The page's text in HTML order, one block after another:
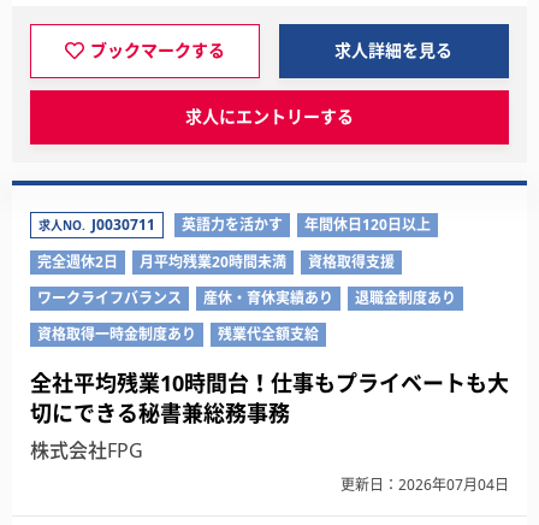
ブックマークする 求人詳細を見る
求人にエントリーする
求人NO. J0030711 英語力を活かす
年間休日120日以上
完全週休2日
月平均残業20時間未満
資格取得支援
ワークライフバランス
産休・育休実績あり
退職金制度あり
資格取得一時金制度あり
残業代全額支給
全社平均残業10時間台！仕事もプライベートも大
切にできる秘書兼総務事務
株式会社FPG
更新日：2026年07月04日